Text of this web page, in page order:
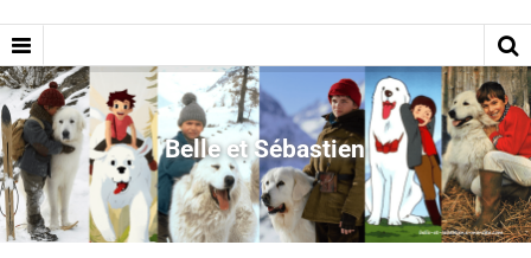
Belle et Sébastien